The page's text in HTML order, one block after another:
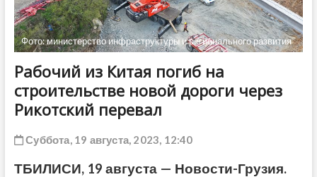
Фото: министерство инфраструктуры и регионального развития
Рабочий из Китая погиб на
строительстве новой дороги через
Рикотский перевал
Суббота, 19 августа, 2023, 12:40
ТБИЛИСИ, 19 августа — Новости-Грузия.